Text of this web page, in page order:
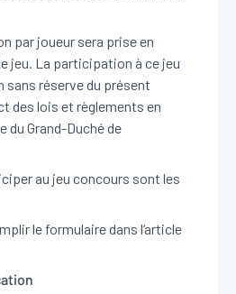
par joueur sera prise en
jeu. La participation à ce jeu
sans réserve du présent
des lois et règlements en
du Grand-Duché de
au jeu concours sont les
le formulaire dans l‘article